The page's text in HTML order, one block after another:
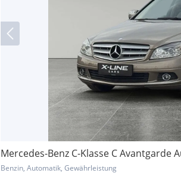
Mercedes-Benz C-Klasse C Avantgarde
Benzin, Automatik, Gewährleistung